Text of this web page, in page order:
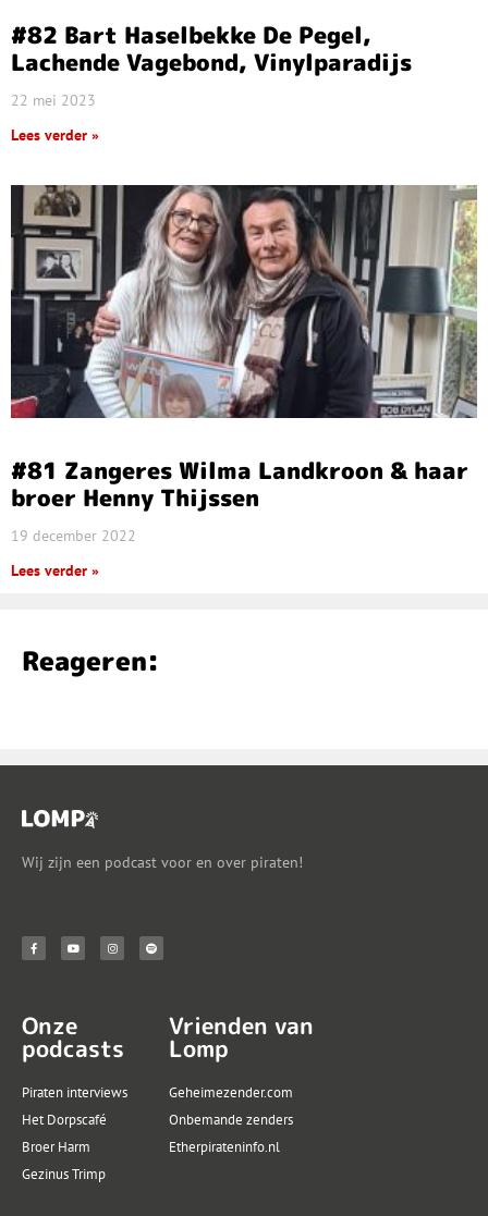
#82 Bart Haselbekke De Pegel,
Lachende Vagebond, Vinylparadijs
22 mei 2023
Lees verder »
#81 Zangeres Wilma Landkroon & haar
broer Henny Thijssen
19 december 2022
Lees verder »
Reageren:
Wij zijn een podcast voor en over piraten!
Onze
podcasts
Piraten interviews
Het Dorpscafé
Broer Harm
Gezinus Trimp
Vrienden van
Lomp
Geheimezender.com
Onbemande zenders
Etherpirateninfo.nl